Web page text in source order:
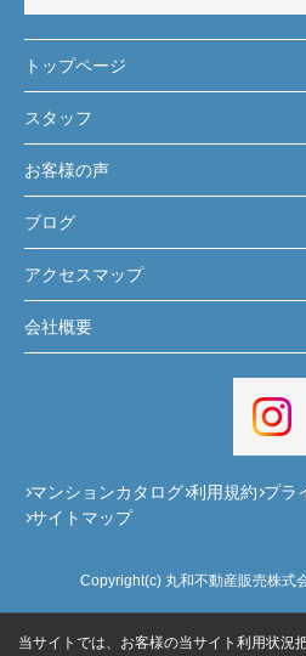
トップページ
スタッフ
お客様の声
ブログ
アクセスマップ
会社概要
マンションカタログ 利用規約 プラ
サイトマップ
Copyright(c) 丸和不動産販売株式
当サイトでは、お客様の当サイト利用状況